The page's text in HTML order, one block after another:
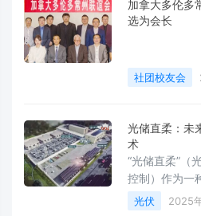
加拿大多伦多
选为会长
社团校友会
光储直柔：未
术
“光储直柔”（
控制）作为一
为是破解新能
网的关键路径
光伏 2025